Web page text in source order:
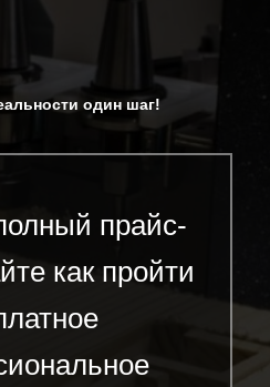
один шаг!
прайс-
как пройти